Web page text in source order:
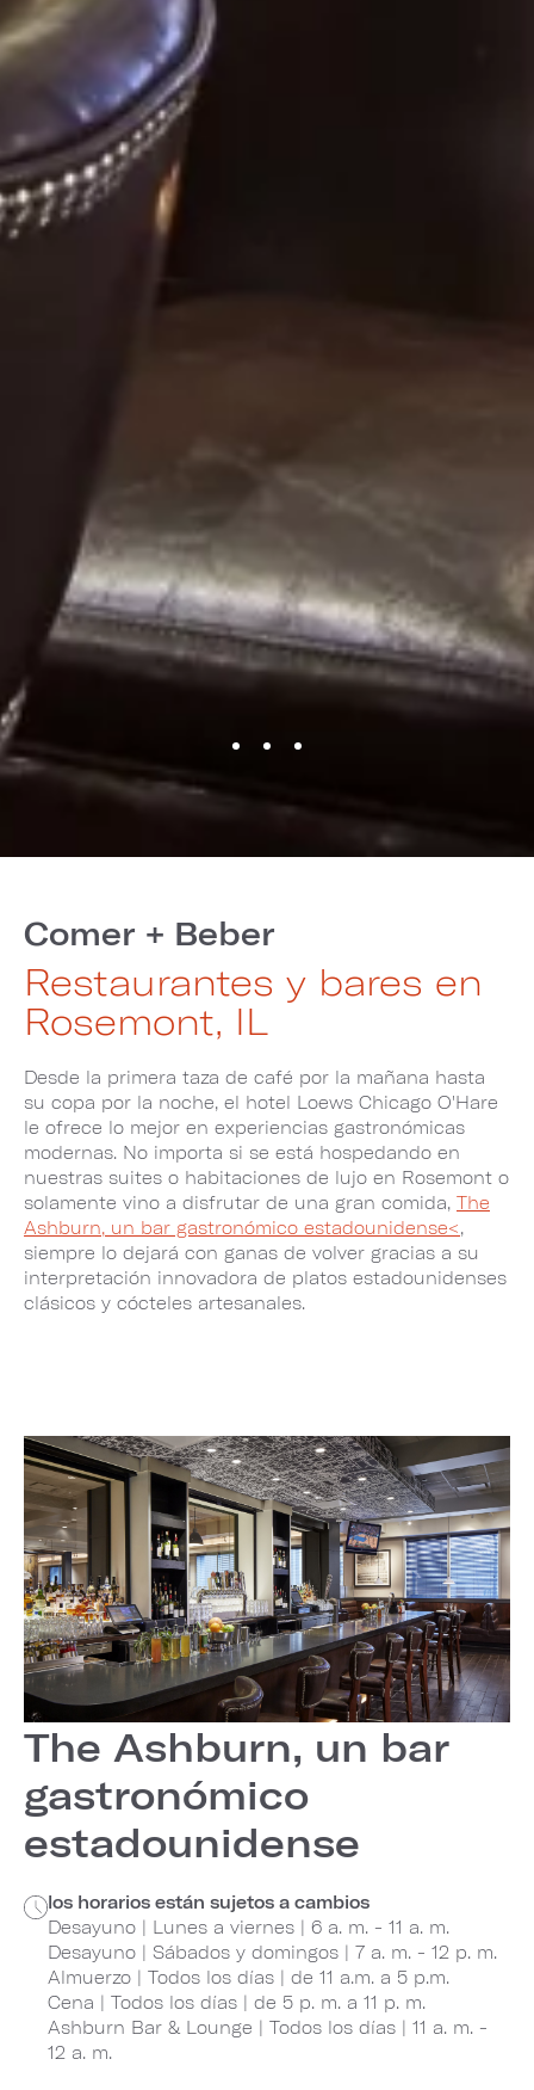
Comer + Beber
Restaurantes y bares en
Rosemont, IL
Desde la primera taza de café por la mañana hasta
su copa por la noche, el hotel Loews Chicago O'Hare
le ofrece lo mejor en experiencias gastronómicas
modernas. No importa si se está hospedando en
nuestras suites o habitaciones de lujo en Rosemont o
solamente vino a disfrutar de una gran comida, The
Ashburn, un bar gastronómico estadounidense<,
siempre lo dejará con ganas de volver gracias a su
interpretación innovadora de platos estadounidenses
clásicos y cócteles artesanales.
The Ashburn, un bar
gastronómico
estadounidense
los horarios están sujetos a cambios
Desayuno | Lunes a viernes | 6 a. m. - 11 a. m.
Desayuno | Sábados y domingos | 7 a. m. - 12 p. m.
Almuerzo | Todos los días | de 11 a.m. a 5 p.m.
Cena | Todos los días | de 5 p. m. a 11 p. m.
Ashburn Bar & Lounge | Todos los días | 11 a. m. -
12 a. m.